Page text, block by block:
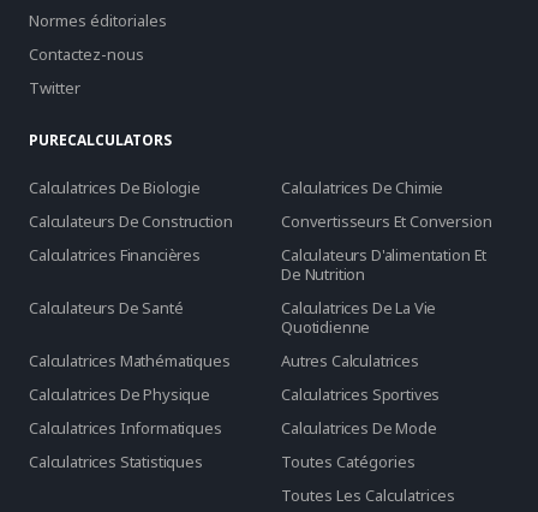
Normes éditoriales
Contactez-nous
Twitter
PURECALCULATORS
Calculatrices De Biologie
Calculatrices De Chimie
Calculateurs De Construction
Convertisseurs Et Conversion
Calculatrices Financières
Calculateurs D'alimentation Et
De Nutrition
Calculateurs De Santé
Calculatrices De La Vie
Quotidienne
Calculatrices Mathématiques
Autres Calculatrices
Calculatrices De Physique
Calculatrices Sportives
Calculatrices Informatiques
Calculatrices De Mode
Calculatrices Statistiques
Toutes Catégories
Toutes Les Calculatrices